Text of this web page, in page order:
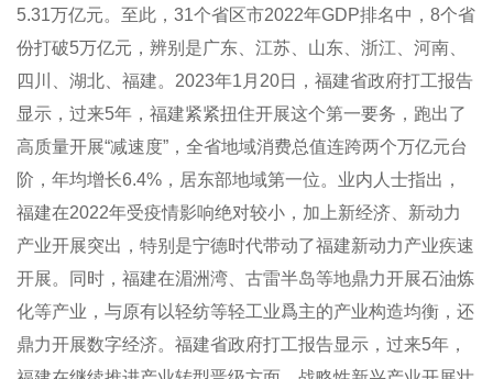
5.31万亿元。至此，31个省区市2022年GDP排名中，8个省
份打破5万亿元，辨别是广东、江苏、山东、浙江、河南、
四川、湖北、福建。2023年1月20日，福建省政府打工报告
显示，过来5年，福建紧紧扭住开展这个第一要务，跑出了
高质量开展“减速度”，全省地域消费总值连跨两个万亿元台
阶，年均增长6.4%，居东部地域第一位。业内人士指出，
福建在2022年受疫情影响绝对较小，加上新经济、新动力
产业开展突出，特别是宁德时代带动了福建新动力产业疾速
开展。同时，福建在湄洲湾、古雷半岛等地鼎力开展石油炼
化等产业，与原有以轻纺等轻工业爲主的产业构造均衡，还
鼎力开展数字经济。福建省政府打工报告显示，过来5年，